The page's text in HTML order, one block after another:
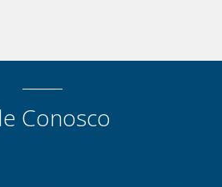
Conosco